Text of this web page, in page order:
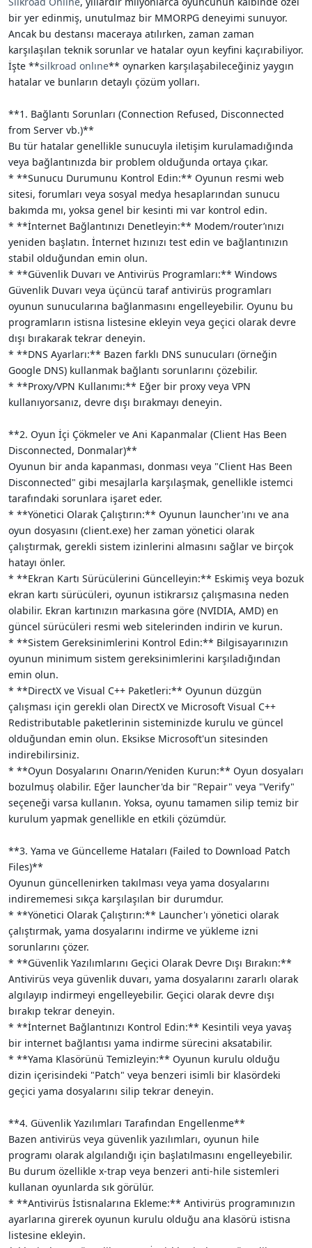
i
bir yer edinmiş, unutulmaz bir MMORPG deneyimi sunuyor.
Ancak bu destansı maceraya atılırken, zaman zaman
karşılaşılan teknik sorunlar ve hatalar oyun keyfini kaçırabiliyor.
İşte **silkroad onlıne** oynarken karşılaşabileceğiniz yaygın
hatalar ve bunların detaylı çözüm yolları.
**1. Bağlantı Sorunları (Connection Refused, Disconnected
from Server vb.)**
Bu tür hatalar genellikle sunucuyla iletişim kurulamadığında
veya bağlantınızda bir problem olduğunda ortaya çıkar.
* **Sunucu Durumunu Kontrol Edin:** Oyunun resmi web
sitesi, forumları veya sosyal medya hesaplarından sunucu
bakımda mı, yoksa genel bir kesinti mi var kontrol edin.
* **İnternet Bağlantınızı Denetleyin:** Modem/router’ınızı
yeniden başlatın. İnternet hızınızı test edin ve bağlantınızın
stabil olduğundan emin olun.
* **Güvenlik Duvarı ve Antivirüs Programları:** Windows
Güvenlik Duvarı veya üçüncü taraf antivirüs programları
oyunun sunucularına bağlanmasını engelleyebilir. Oyunu bu
programların istisna listesine ekleyin veya geçici olarak devre
dışı bırakarak tekrar deneyin.
* **DNS Ayarları:** Bazen farklı DNS sunucuları (örneğin
Google DNS) kullanmak bağlantı sorunlarını çözebilir.
* **Proxy/VPN Kullanımı:** Eğer bir proxy veya VPN
kullanıyorsanız, devre dışı bırakmayı deneyin.
**2. Oyun İçi Çökmeler ve Ani Kapanmalar (Client Has Been
Disconnected, Donmalar)**
Oyunun bir anda kapanması, donması veya "Client Has Been
Disconnected" gibi mesajlarla karşılaşmak, genellikle istemci
tarafındaki sorunlara işaret eder.
* **Yönetici Olarak Çalıştırın:** Oyunun launcher'ını ve ana
oyun dosyasını (client.exe) her zaman yönetici olarak
çalıştırmak, gerekli sistem izinlerini almasını sağlar ve birçok
hatayı önler.
* **Ekran Kartı Sürücülerini Güncelleyin:** Eskimiş veya bozuk
ekran kartı sürücüleri, oyunun istikrarsız çalışmasına neden
olabilir. Ekran kartınızın markasına göre (NVIDIA, AMD) en
güncel sürücüleri resmi web sitelerinden indirin ve kurun.
* **Sistem Gereksinimlerini Kontrol Edin:** Bilgisayarınızın
oyunun minimum sistem gereksinimlerini karşıladığından
emin olun.
* **DirectX ve Visual C++ Paketleri:** Oyunun düzgün
çalışması için gerekli olan DirectX ve Microsoft Visual C++
Redistributable paketlerinin sisteminizde kurulu ve güncel
olduğundan emin olun. Eksikse Microsoft'un sitesinden
indirebilirsiniz.
* **Oyun Dosyalarını Onarın/Yeniden Kurun:** Oyun dosyaları
bozulmuş olabilir. Eğer launcher'da bir "Repair" veya "Verify"
seçeneği varsa kullanın. Yoksa, oyunu tamamen silip temiz bir
kurulum yapmak genellikle en etkili çözümdür.
**3. Yama ve Güncelleme Hataları (Failed to Download Patch
Files)**
Oyunun güncellenirken takılması veya yama dosyalarını
indirememesi sıkça karşılaşılan bir durumdur.
* **Yönetici Olarak Çalıştırın:** Launcher'ı yönetici olarak
çalıştırmak, yama dosyalarını indirme ve yükleme izni
sorunlarını çözer.
* **Güvenlik Yazılımlarını Geçici Olarak Devre Dışı Bırakın:**
Antivirüs veya güvenlik duvarı, yama dosyalarını zararlı olarak
algılayıp indirmeyi engelleyebilir. Geçici olarak devre dışı
bırakıp tekrar deneyin.
* **İnternet Bağlantınızı Kontrol Edin:** Kesintili veya yavaş
bir internet bağlantısı yama indirme sürecini aksatabilir.
* **Yama Klasörünü Temizleyin:** Oyunun kurulu olduğu
dizin içerisindeki "Patch" veya benzeri isimli bir klasördeki
geçici yama dosyalarını silip tekrar deneyin.
**4. Güvenlik Yazılımları Tarafından Engellenme**
Bazen antivirüs veya güvenlik yazılımları, oyunun hile
programı olarak algılandığı için başlatılmasını engelleyebilir.
Bu durum özellikle x-trap veya benzeri anti-hile sistemleri
kullanan oyunlarda sık görülür.
* **Antivirüs İstisnalarına Ekleme:** Antivirüs programınızın
ayarlarına girerek oyunun kurulu olduğu ana klasörü istisna
listesine ekleyin.